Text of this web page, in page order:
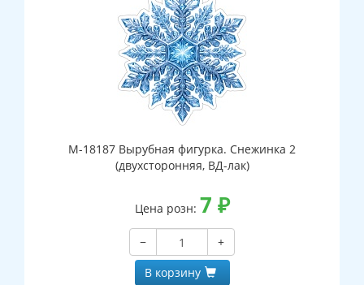
М-18187 Вырубная фигурка. Снежинка 2
(двухсторонняя, ВД-лак)
Цена розн: 7 ₽
−
+
В корзину